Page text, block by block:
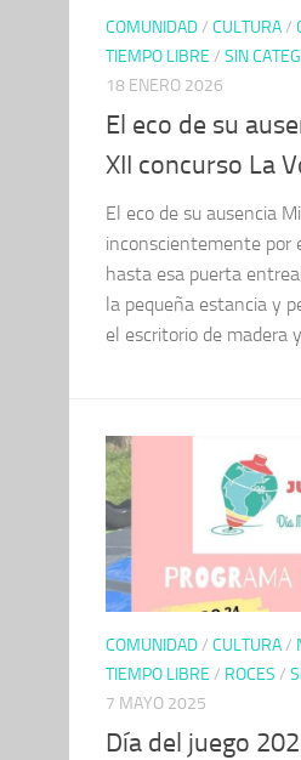
COMUNIDAD/ CULTURA/
TIEMPO LIBRE / SIN
18 ENERO 2026
El eco de su
XII concurso La
El eco de su ausencia
inconscientemente por
hasta esa puerta
la pequeña estancia y
el escritorio de madera
COMUNIDAD/ CULTURA/
TIEMPO LIBRE / ROCES /
7 MAYO 2025
Día del juego